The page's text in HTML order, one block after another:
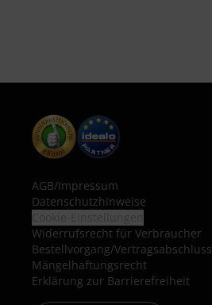
AGB/Impressum
Datenschutzhinweise
Widerrufsrecht für Verbraucher
Bestellvorgang/Vertragsabschluss
Mängelhaftungsrecht
Erklärung zur Barrierefreiheit